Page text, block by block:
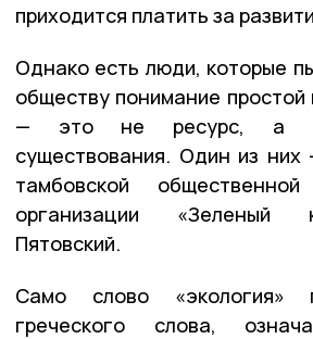
приходится платить за
Однако есть люди, которые
обществу понимание простой
— это не ресурс, а
существования. Один из них
тамбовской общественной
организации «Зеленый
Пятовский.
Само слово «экология»
греческого слова,